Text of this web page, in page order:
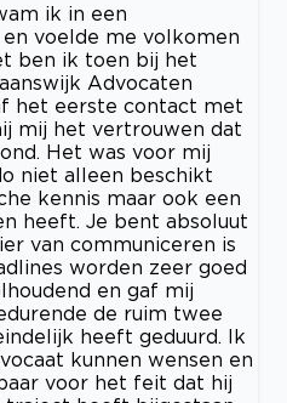
ik in een
voelde me volkomen
ben ik toen bij het
Advocaten
het eerste contact met
mij het vertrouwen dat
Het was voor mij
niet alleen beschikt
kennis maar ook een
heeft. Je bent absoluut
van communiceren is
worden zeer goed
en gaf mij
de ruim twee
heeft geduurd. Ik
kunnen wensen en
voor het feit dat hij